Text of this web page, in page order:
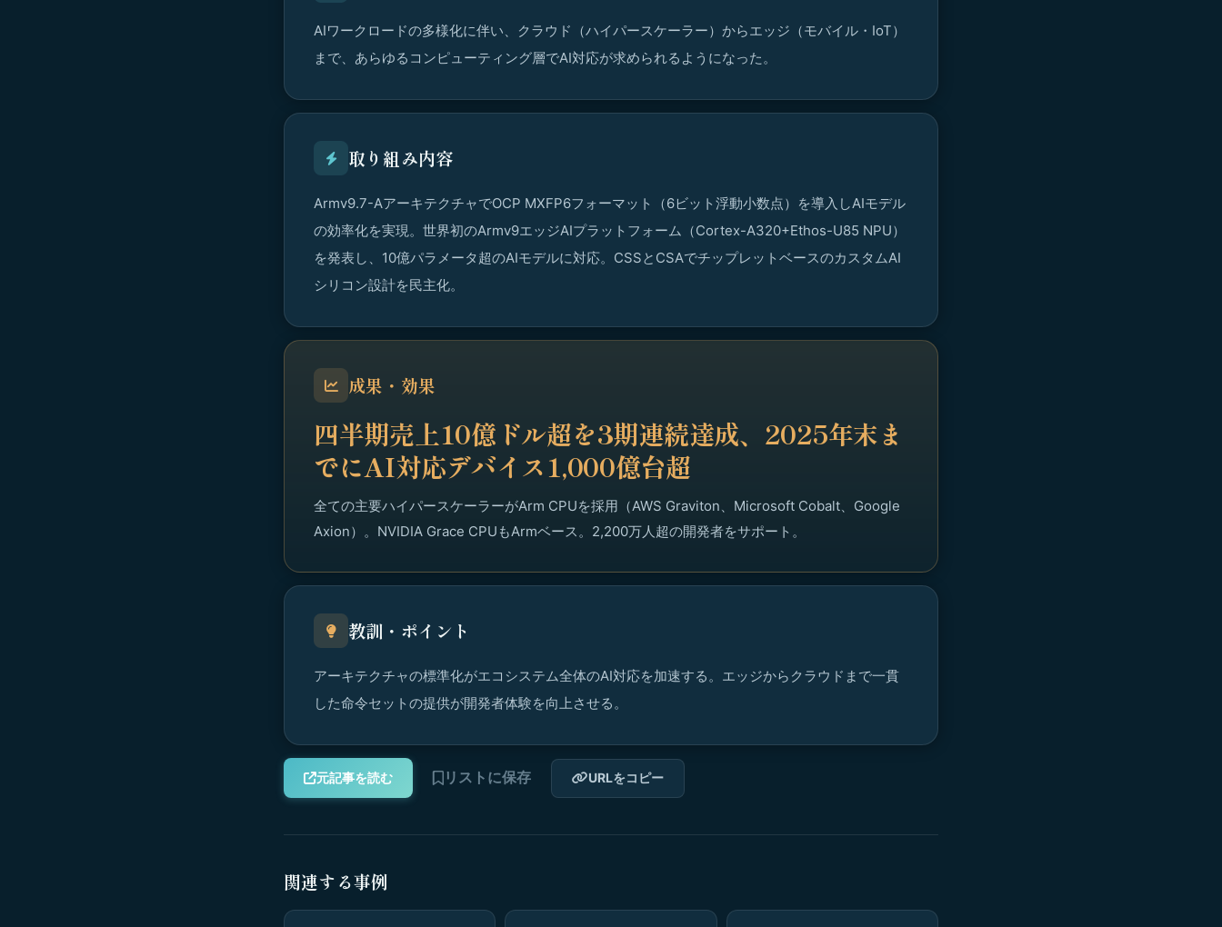
AIワークロードの多様化に伴い、クラウド（ハイパースケーラー）からエッジ（モバイル・IoT）
まで、あらゆるコンピューティング層でAI対応が求められるようになった。
取り組み内容
Armv9.7-AアーキテクチャでOCP MXFP6フォーマット（6ビット浮動小数点）を導入しAIモデル
の効率化を実現。世界初のArmv9エッジAIプラットフォーム（Cortex-A320+Ethos-U85 NPU）
を発表し、10億パラメータ超のAIモデルに対応。CSSとCSAでチップレットベースのカスタムAI
シリコン設計を民主化。
成果・効果
四半期売上10億ドル超を3期連続達成、2025年末ま
でにAI対応デバイス1,000億台超
全ての主要ハイパースケーラーがArm CPUを採用（AWS Graviton、Microsoft Cobalt、Google
Axion）。NVIDIA Grace CPUもArmベース。2,200万人超の開発者をサポート。
教訓・ポイント
アーキテクチャの標準化がエコシステム全体のAI対応を加速する。エッジからクラウドまで一貫
した命令セットの提供が開発者体験を向上させる。
元記事を読む リストに保存 URLをコピー
関連する事例